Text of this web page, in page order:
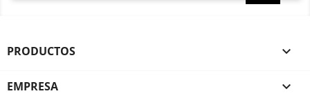
PRODUCTOS 
EMPRESA 